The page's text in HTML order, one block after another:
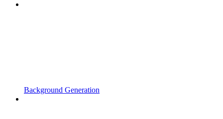
Background Generation